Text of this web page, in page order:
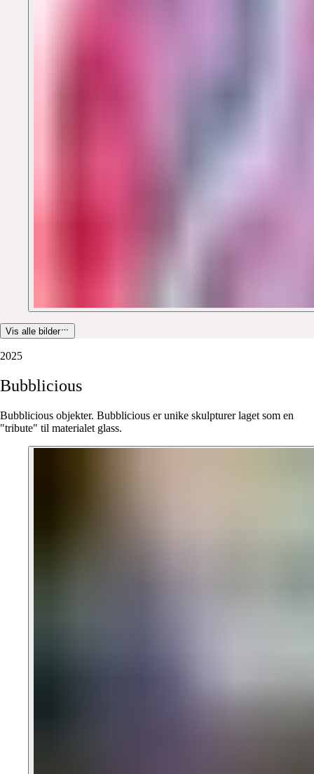
Vis alle bilder
2025
Bubblicious
Bubblicious objekter. Bubblicious er unike skulpturer laget som en
"tribute" til materialet glass.